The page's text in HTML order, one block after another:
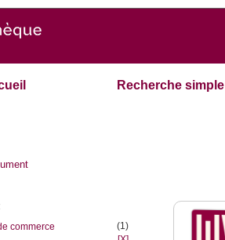
Recherche simple
commerce
(1)